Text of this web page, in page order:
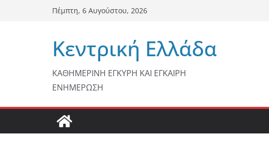
Πέμπτη, 6 Αυγούστου, 2026
Κεντρική Ελλάδα
ΚΑΘΗΜΕΡΙΝΗ ΕΓΚΥΡΗ ΚΑΙ ΕΓΚΑΙΡΗ
ΕΝΗΜΕΡΩΣΗ